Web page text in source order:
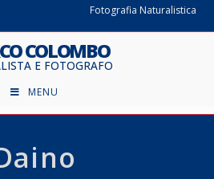
Fotografia Naturalistica
COLOMBO
E FOTOGRAFO
MENU